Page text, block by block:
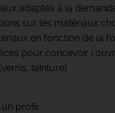
adaptés à la
sur les matériaux
en fonction de la
pour concevoir
teinture)
profil: